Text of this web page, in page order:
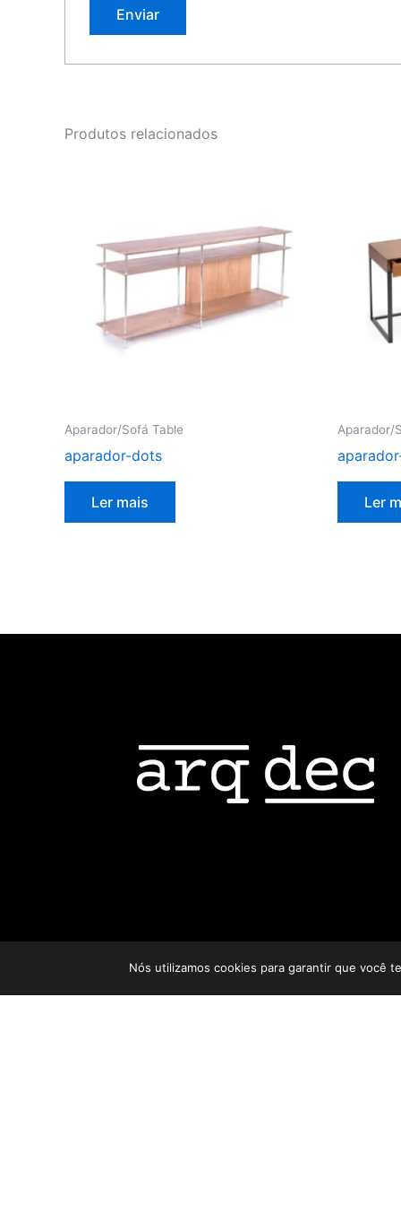
Produtos relacionados
Aparador/Sofá Table
aparador-dots
Ler mais
Aparador/
Ler
Nós utilizamos cookies para garantir que você